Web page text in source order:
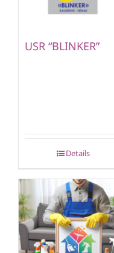
USR “BLINKER”
Details